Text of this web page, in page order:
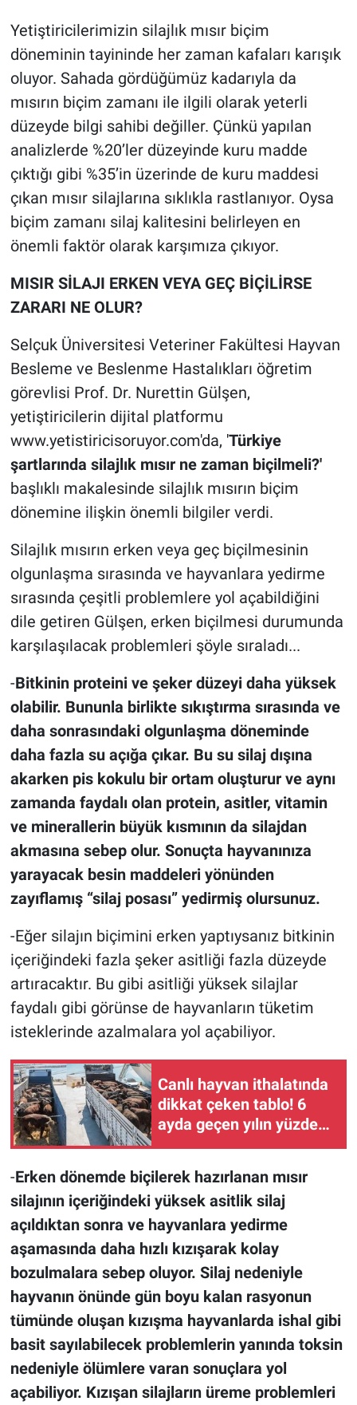
Yetiştiricilerimizin silajlık mısır biçim
döneminin tayininde her zaman kafaları karışık
oluyor. Sahada gördüğümüz kadarıyla da
mısırın biçim zamanı ile ilgili olarak yeterli
düzeyde bilgi sahibi değiller. Çünkü yapılan
analizlerde %20’ler düzeyinde kuru madde
çıktığı gibi %35’in üzerinde de kuru maddesi
çıkan mısır silajlarına sıklıkla rastlanıyor. Oysa
biçim zamanı silaj kalitesini belirleyen en
önemli faktör olarak karşımıza çıkıyor.
MISIR SİLAJI ERKEN VEYA GEÇ BİÇİLİRSE
ZARARI NE OLUR?
Selçuk Üniversitesi Veteriner Fakültesi Hayvan
Besleme ve Beslenme Hastalıkları öğretim
görevlisi Prof. Dr. Nurettin Gülşen,
yetiştiricilerin dijital platformu
www.yetistiricisoruyor.com'da, 'Türkiye
şartlarında silajlık mısır ne zaman biçilmeli?'
başlıklı makalesinde silajlık mısırın biçim
dönemine ilişkin önemli bilgiler verdi.
Silajlık mısırın erken veya geç biçilmesinin
olgunlaşma sırasında ve hayvanlara yedirme
sırasında çeşitli problemlere yol açabildiğini
dile getiren Gülşen, erken biçilmesi durumunda
karşılaşılacak problemleri şöyle sıraladı...
-Bitkinin proteini ve şeker düzeyi daha yüksek
olabilir. Bununla birlikte sıkıştırma sırasında ve
daha sonrasındaki olgunlaşma döneminde
daha fazla su açığa çıkar. Bu su silaj dışına
akarken pis kokulu bir ortam oluşturur ve aynı
zamanda faydalı olan protein, asitler, vitamin
ve minerallerin büyük kısmının da silajdan
akmasına sebep olur. Sonuçta hayvanınıza
yarayacak besin maddeleri yönünden
zayıflamış “silaj posası” yedirmiş olursunuz.
-Eğer silajın biçimini erken yaptıysanız bitkinin
içeriğindeki fazla şeker asitliği fazla düzeyde
artıracaktır. Bu gibi asitliği yüksek silajlar
faydalı gibi görünse de hayvanların tüketim
isteklerinde azalmalara yol açabiliyor.
Canlı hayvan ithalatında
dikkat çeken tablo! 6
ayda geçen yılın yüzde
75'ine ulaşıldı
-Erken dönemde biçilerek hazırlanan mısır
silajının içeriğindeki yüksek asitlik silaj
açıldıktan sonra ve hayvanlara yedirme
aşamasında daha hızlı kızışarak kolay
bozulmalara sebep oluyor. Silaj nedeniyle
hayvanın önünde gün boyu kalan rasyonun
tümünde oluşan kızışma hayvanlarda ishal gibi
basit sayılabilecek problemlerin yanında toksin
nedeniyle ölümlere varan sonuçlara yol
açabiliyor. Kızışan silajların üreme problemleri